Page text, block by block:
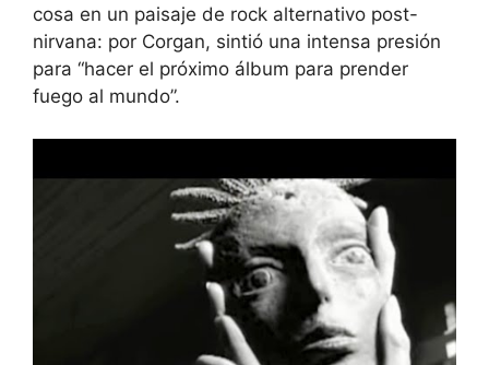
cosa en un paisaje de rock alternativo post-
nirvana: por Corgan, sintió una intensa presión
para “hacer el próximo álbum para prender
fuego al mundo”.